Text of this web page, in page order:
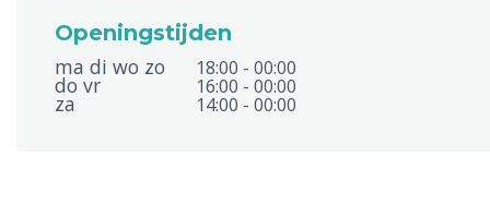
Openingstijden
ma di wo zo
18:00 - 00:00
do vr 16:00 - 00:00
za 14:00 - 00:00